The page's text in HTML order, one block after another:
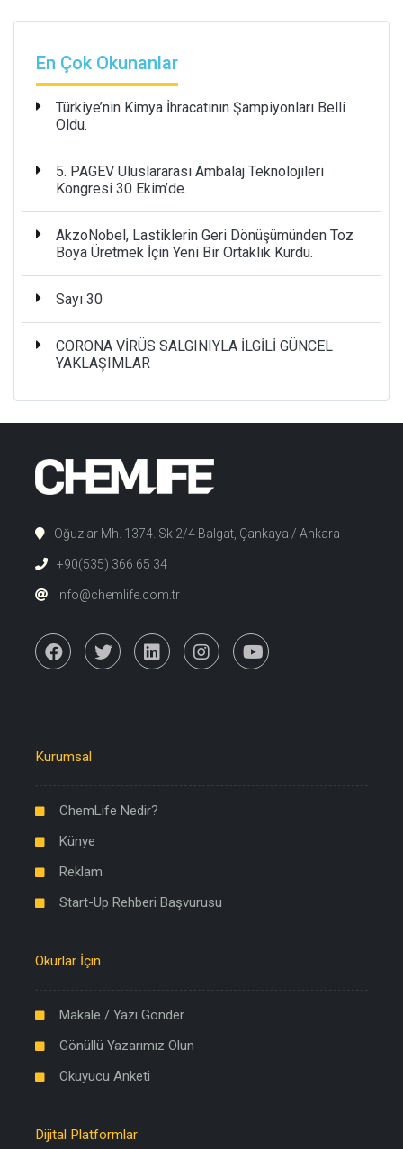
En Çok Okunanlar
Türkiye’nin Kimya İhracatının Şampiyonları Belli
Oldu.
5. PAGEV Uluslararası Ambalaj Teknolojileri
Kongresi 30 Ekim’de.
AkzoNobel, Lastiklerin Geri Dönüşümünden Toz
Boya Üretmek İçin Yeni Bir Ortaklık Kurdu.
Sayı 30
CORONA VİRÜS SALGINIYLA İLGİLİ GÜNCEL
YAKLAŞIMLAR
Oğuzlar Mh. 1374. Sk 2/4 Balgat, Çankaya / Ankara
+90(535) 366 65 34
info@chemlife.com.tr
Kurumsal
ChemLife Nedir?
Künye
Reklam
Start-Up Rehberi Başvurusu
Okurlar İçin
Makale / Yazı Gönder
Gönüllü Yazarımız Olun
Okuyucu Anketi
Dijital Platformlar